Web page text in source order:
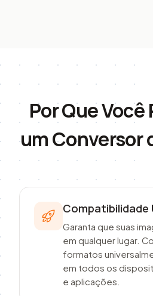
Por Que
um Conversor
Compatibilidade
Garanta que suas
em qualquer lugar.
formatos
em todos os
e aplicações.